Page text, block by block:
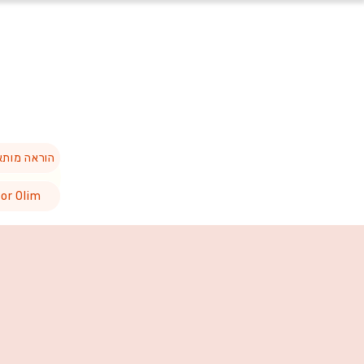
הוראה
Olim